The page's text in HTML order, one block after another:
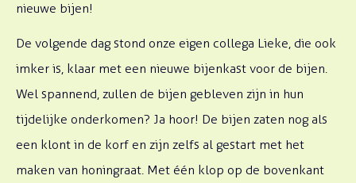
nieuwe bijen!
De volgende dag stond onze eigen collega Lieke, die ook
imker is, klaar met een nieuwe bijenkast voor de bijen.
Wel spannend, zullen de bijen gebleven zijn in hun
tijdelijke onderkomen? Ja hoor! De bijen zaten nog als
een klont in de korf en zijn zelfs al gestart met het
maken van honingraat. Met één klop op de bovenkant